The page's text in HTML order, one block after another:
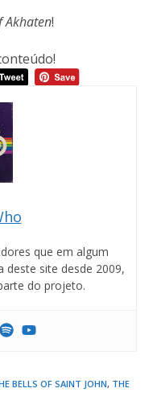
Akhaten!
que em algum
site desde 2009,
do projeto.
BELLS OF SAINT JOHN, THE